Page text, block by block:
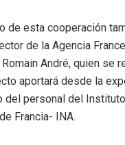
de esta cooperación
de la Agencia
André, quien se
aportará desde la
del personal del
Francia- INA.